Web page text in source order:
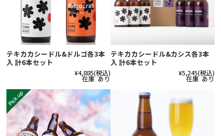
テキカカシードル&ドルゴ各3本
入 計6本セット
¥4,885(税込)
在庫 あり
テキカカシードル&カシス各3本
入 計6本セット
¥5,245(税込)
在庫 あり